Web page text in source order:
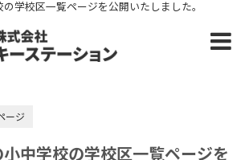
学校区一覧ページを公開いたしました。
ージ
中学校の学校区一覧ページを